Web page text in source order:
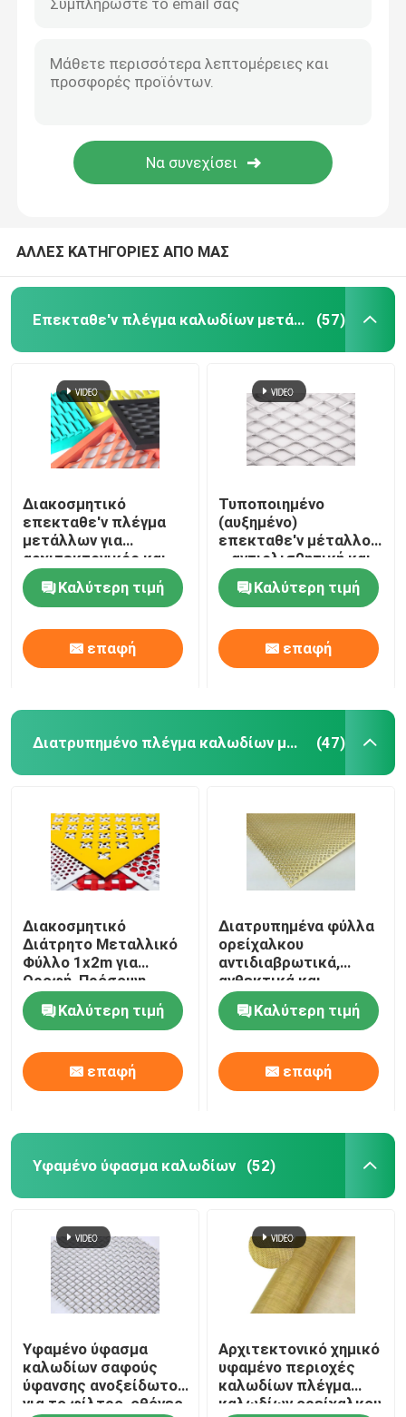
ΑΛΛΕΣ ΚΑΤΗΓΟΡΙΕΣ ΑΠΟ ΜΑΣ
Επεκταθε'ν πλέγμα καλωδίων μετάλλων (57)
Διακοσμητικό
επεκταθε'ν πλέγμα
μετάλλων για
αρχιτεκτονικός και
βιομηχανικός
Καλύτερη τιμή
επαφή
Τυποποιημένο
(αυξημένο)
επεκταθε'ν μέταλλο
– αντιολισθητική και
μεγάλη αντίσταση
διάβρωσης
Καλύτερη τιμή
επαφή
Διατρυπημένο πλέγμα καλωδίων μετάλλων (47)
Διακοσμητικό
Διάτρητο Μεταλλικό
Φύλλο 1x2m για
Οροφή, Πρόσοψη,
Διαχωριστικό
Καλύτερη τιμή
επαφή
Διατρυπημένα φύλλα
ορείχαλκου
αντιδιαβρωτικά,
ανθεκτικά και
αισθητικά για την
αρχιτεκτονική και τη
διακόσμηση
Καλύτερη τιμή
επαφή
Υφαμένο ύφασμα καλωδίων (52)
Υφαμένο ύφασμα
καλωδίων σαφούς
ύφανσης ανοξείδωτου
για το φίλτρο, οθόνες
Αρχιτεκτονικό χημικό
υφαμένο περιοχές
καλωδίων πλέγμα
καλωδίων ορείχαλκου